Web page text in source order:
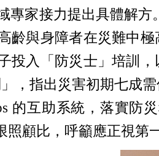
專家接力提出具體解
齡與身障者在災難中
投入「防災士」培訓
，指出災害初期七成
的互助系統，落實防
照顧比，呼籲應正視